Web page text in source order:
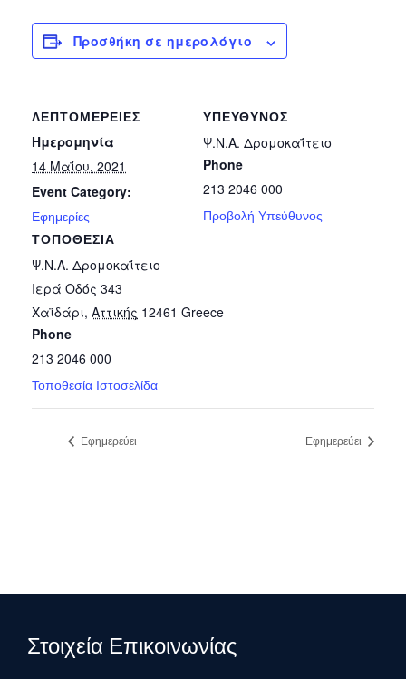
Προσθήκη σε ημερολόγιο
ΛΕΠΤΟΜΈΡΕΙΕΣ
Ημερομηνία
14 Μαΐου, 2021
Event Category:
Εφημερίες
ΤΟΠΟΘΕΣΊΑ
Ψ.Ν.Α. Δρομοκαΐτειο
Ιερά Οδός 343
Χαϊδάρι, Αττικής 12461 Greece
Phone
213 2046 000
Τοποθεσία Ιστοσελίδα
ΥΠΕΎΘΥΝΟΣ
Ψ.Ν.Α. Δρομοκαΐτειο
Phone
213 2046 000
Προβολή Υπεύθυνος
Εφημερεύει Εφημερεύει
Στοιχεία Επικοινωνίας